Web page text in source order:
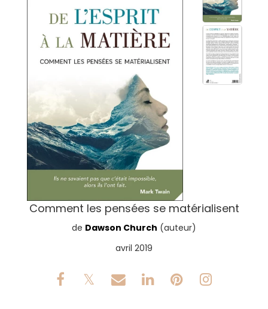
Comment les pensées se matérialisent
de Dawson Church (auteur)
avril 2019